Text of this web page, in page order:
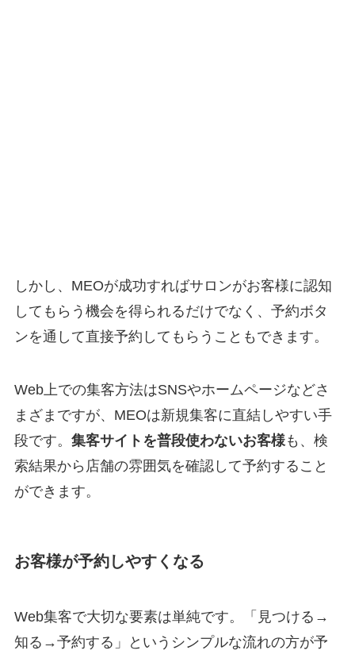
しかし、MEOが成功すればサロンがお客様に認知
してもらう機会を得られるだけでなく、予約ボタ
ンを通して直接予約してもらうこともできます。
Web上での集客方法はSNSやホームページなどさ
まざまですが、MEOは新規集客に直結しやすい手
段です。 集客サイトを普段使わないお客様も、検
索結果から店舗の雰囲気を確認して予約すること
ができます。
お客様が予約しやすくなる
Web集客で大切な要素は単純です。「見つける→
知る→予約する」というシンプルな流れの方が予